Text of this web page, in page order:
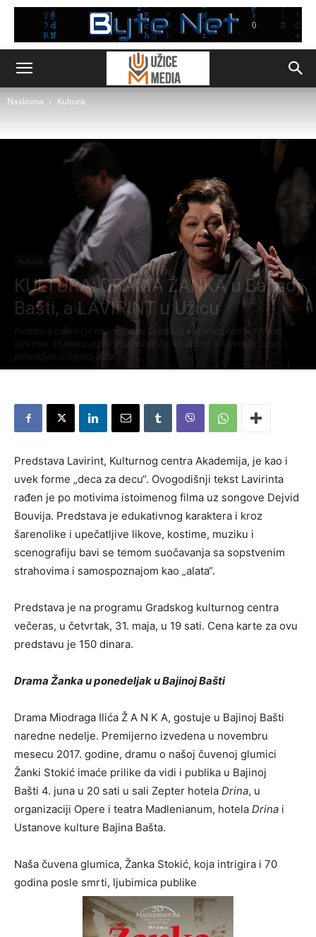
Naslovna Kultura
Kultura
KULTURA: DRAMA ŽANKA u Bajinoj
Bašti, a LAVIRINT u Užicu
Predstava Lavirint je na programu Gradskog kulturnog centra večeras
(četvrtak, 31.maja), dok je gostovanje Žanke, drame o čuvenoj glumici, u
ponedeljak, u Bajinoj Bašti.
Predstava Lavirint, Kulturnog centra Akademija, je kao i
uvek forme „deca za decu“. Ovogodišnji tekst Lavirinta
rađen je po motivima istoimenog filma uz songove Dejvid
Bouvija. Predstava je edukativnog karaktera i kroz
šarenolike i upečatljive likove, kostime, muziku i
scenografiju bavi se temom suočavanja sa sopstvenim
strahovima i samospoznajom kao „alata“.
Predstava je na programu Gradskog kulturnog centra
večeras, u četvrtak, 31. maja, u 19 sati. Cena karte za ovu
predstavu je 150 dinara.
Drama Žanka u ponedeljak u Bajinoj Bašti
Drama Miodraga Ilića Ž A N K A, gostuje u Bajinoj Bašti
naredne nedelje. Premijerno izvedena u novembru
mesecu 2017. godine, dramu o našoj čuvenoj glumici
Žanki Stokić imaće prilike da vidi i publika u Bajinoj
Bašti 4. juna u 20 sati u sali Zepter hotela Drina, u
organizaciji Opere i teatra Madlenianum, hotela Drina i
Ustanove kulture Bajina Bašta.
Naša čuvena glumica, Žanka Stokić, koja intrigira i 70
godina posle smrti, ljubimica publike